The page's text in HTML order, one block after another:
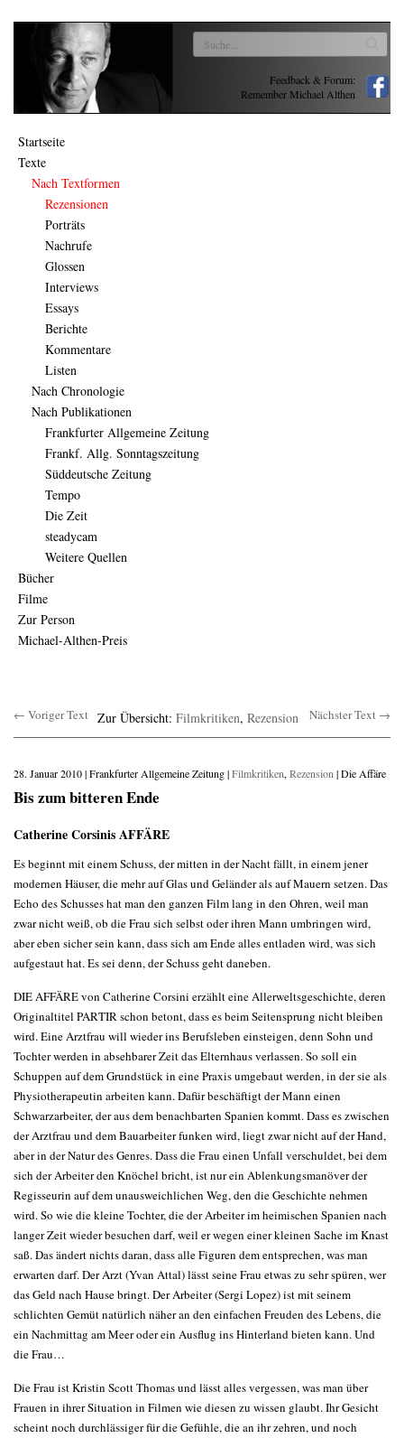
Feedback & Forum:
Remember Michael Althen
Startseite
Texte
Nach Textformen
Rezensionen
Porträts
Nachrufe
Glossen
Interviews
Essays
Berichte
Kommentare
Listen
Nach Chronologie
Nach Publikationen
Frankfurter Allgemeine Zeitung
Frankf. Allg. Sonntagszeitung
Süddeutsche Zeitung
Tempo
Die Zeit
steadycam
Weitere Quellen
Bücher
Filme
Zur Person
Michael-Althen-Preis
← Voriger Text Zur Übersicht: Filmkritiken, Rezension Nächster Text →
28. Januar 2010 | Frankfurter Allgemeine Zeitung |Filmkritiken, Rezension | Die Affäre
Bis zum bitteren Ende
Catherine Corsinis AFFÄRE
Es beginnt mit einem Schuss, der mitten in der Nacht fällt, in einem jener
modernen Häuser, die mehr auf Glas und Geländer als auf Mauern setzen. Das
Echo des Schusses hat man den ganzen Film lang in den Ohren, weil man
zwar nicht weiß, ob die Frau sich selbst oder ihren Mann umbringen wird,
aber eben sicher sein kann, dass sich am Ende alles entladen wird, was sich
aufgestaut hat. Es sei denn, der Schuss geht daneben.
DIE AFFÄRE von Catherine Corsini erzählt eine Allerweltsgeschichte, deren
Originaltitel PARTIR schon betont, dass es beim Seitensprung nicht bleiben
wird. Eine Arztfrau will wieder ins Berufsleben einsteigen, denn Sohn und
Tochter werden in absehbarer Zeit das Elternhaus verlassen. So soll ein
Schuppen auf dem Grundstück in eine Praxis umgebaut werden, in der sie als
Physiotherapeutin arbeiten kann. Dafür beschäftigt der Mann einen
Schwarzarbeiter, der aus dem benachbarten Spanien kommt. Dass es zwischen
der Arztfrau und dem Bauarbeiter funken wird, liegt zwar nicht auf der Hand,
aber in der Natur des Genres. Dass die Frau einen Unfall verschuldet, bei dem
sich der Arbeiter den Knöchel bricht, ist nur ein Ablenkungsmanöver der
Regisseurin auf dem unausweichlichen Weg, den die Geschichte nehmen
wird. So wie die kleine Tochter, die der Arbeiter im heimischen Spanien nach
langer Zeit wieder besuchen darf, weil er wegen einer kleinen Sache im Knast
saß. Das ändert nichts daran, dass alle Figuren dem entsprechen, was man
erwarten darf. Der Arzt (Yvan Attal) lässt seine Frau etwas zu sehr spüren, wer
das Geld nach Hause bringt. Der Arbeiter (Sergi Lopez) ist mit seinem
schlichten Gemüt natürlich näher an den einfachen Freuden des Lebens, die
ein Nachmittag am Meer oder ein Ausflug ins Hinterland bieten kann. Und
die Frau…
Die Frau ist Kristin Scott Thomas und lässt alles vergessen, was man über
Frauen in ihrer Situation in Filmen wie diesen zu wissen glaubt. Ihr Gesicht
scheint noch durchlässiger für die Gefühle, die an ihr zehren, und noch